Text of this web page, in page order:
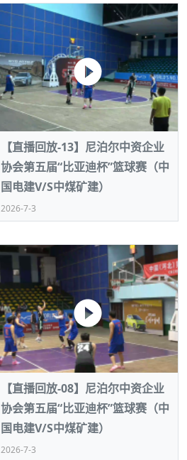
【直播回放-13】尼泊尔中资企业
协会第五届“比亚迪杯”篮球赛（中
国电建V/S中煤矿建）
2026-7-3
【直播回放-08】尼泊尔中资企业
协会第五届“比亚迪杯”篮球赛（中
国电建V/S中煤矿建）
2026-7-3